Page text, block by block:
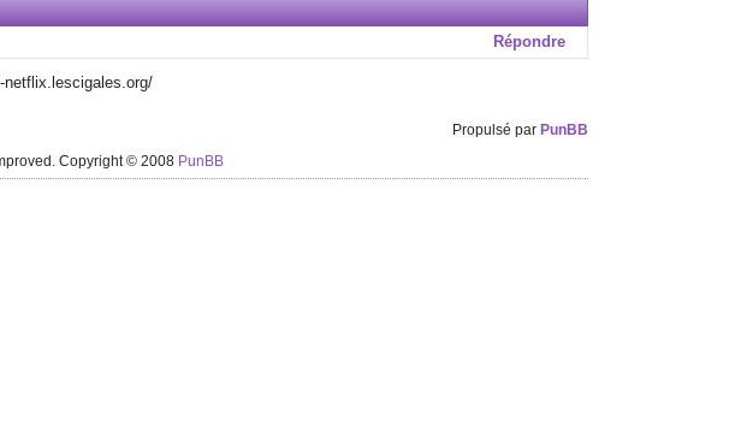
Répondre
Propulsé par PunBB
Copyright © 2008 PunBB